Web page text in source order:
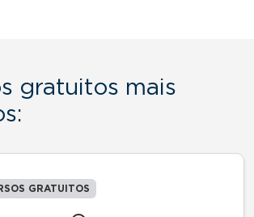
gratuitos mais
GRATUITOS